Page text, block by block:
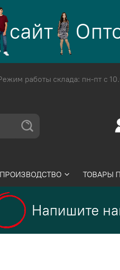
работы склада: пн-пт с
ТОВАРЫ
Напишите